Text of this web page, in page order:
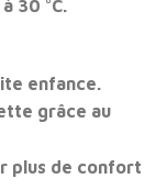
30 °C.
enfance.
grâce au
plus de confort